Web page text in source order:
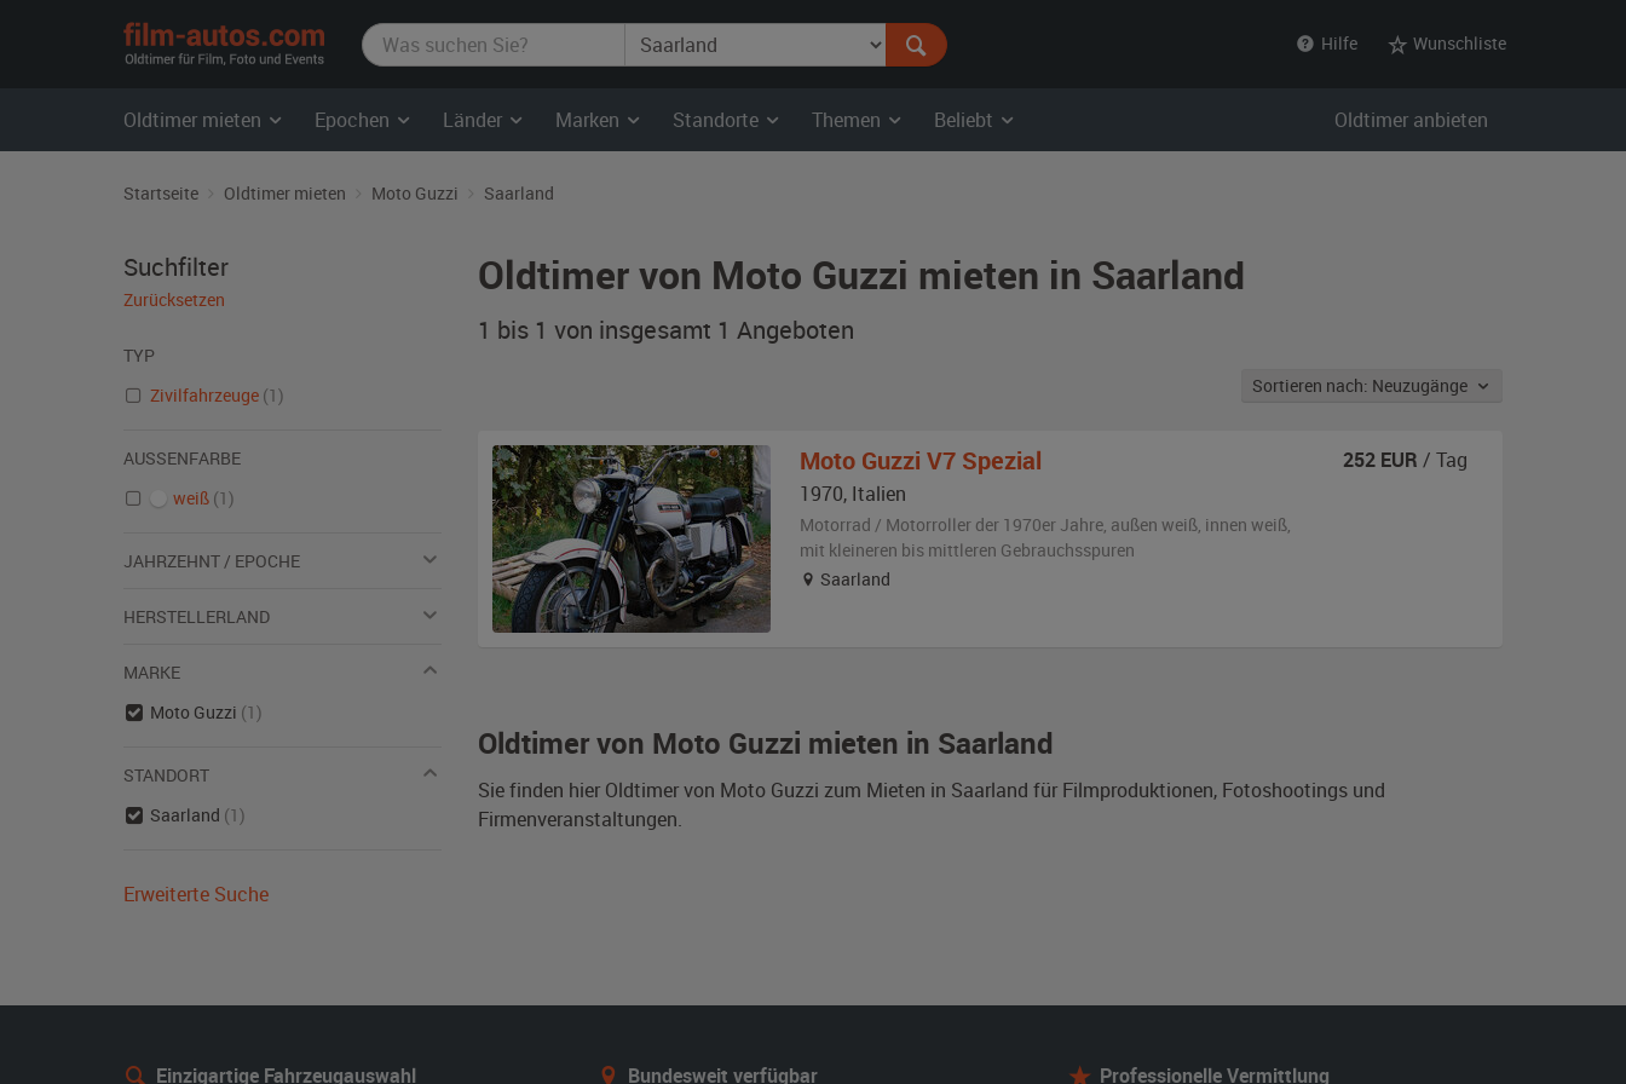
film-
autos.com
Hilfe Wunschliste
Oldtimer mieten Epochen Länder Marken Standorte Themen Beliebt Oldtimer anbieten
Startseite Oldtimer mieten Moto Guzzi Saarland
Oldtimer von Moto Guzzi mieten in Saarland
1 bis 1 von insgesamt 1 Angeboten
Sortieren nach: Neuzugänge
Oldtimer von Moto Guzzi mieten in Saarland
Sie finden hier Oldtimer von Moto Guzzi zum Mieten in Saarland für Filmproduktionen, Fotoshootings und
Firmenveranstaltungen.
Moto Guzzi V7 Spezial
1970, Italien
Motorrad / Motorroller der 1970er Jahre, außen weiß, innen weiß,
mit kleineren bis mittleren Gebrauchsspuren
Saarland
252 EUR / Tag
Suchfilter
Zurücksetzen
TYP
Zivilfahrzeuge (1)
AUSSENFARBE
weiß (1)
JAHRZEHNT / EPOCHE
HERSTELLERLAND
MARKE
Moto Guzzi (1)
STANDORT
Saarland (1)
Erweiterte Suche
Einzigartige Fahrzeugauswahl Bundesweit verfügbar Professionelle Vermittlung